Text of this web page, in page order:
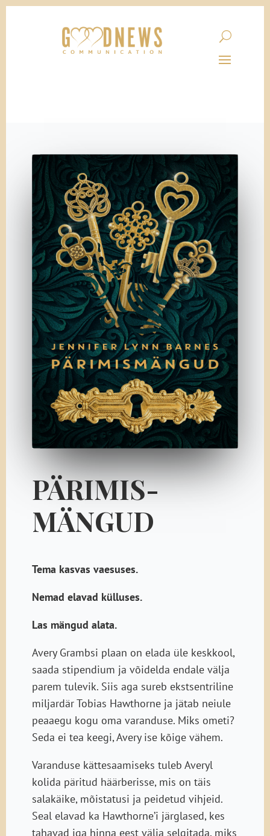
PÄRIMIS­
MÄNGUD
Tema kasvas vaesuses.
Nemad elavad külluses.
Las mängud alata.
Avery Grambsi plaan on elada üle keskkool,
saada stipendium ja võidelda endale välja
parem tulevik. Siis aga sureb ekstsentriline
miljardär Tobias Hawthorne ja jätab neiule
peaaegu kogu oma varanduse. Miks ometi?
Seda ei tea keegi, Avery ise kõige vähem.
Varanduse kättesaamiseks tuleb Averyl
kolida päritud häärberisse, mis on täis
salakäike, mõistatusi ja peidetud vihjeid.
Seal elavad ka Hawthorne’i järglased, kes
tahavad iga hinna eest välja selgitada, miks